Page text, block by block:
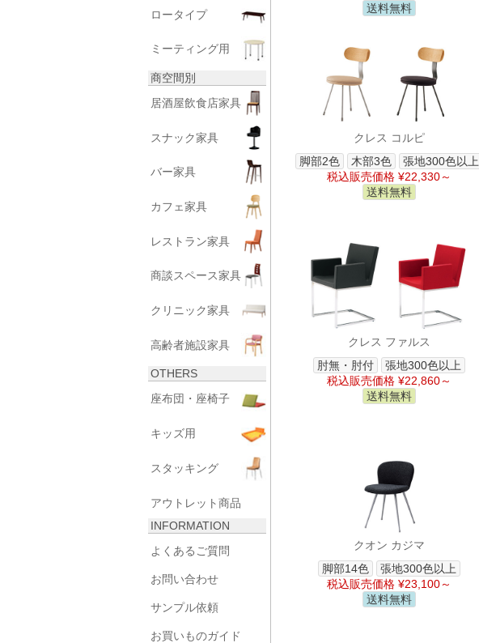
ロータイプ
ミーティング用
商空間別
居酒屋飲食店家具
スナック家具
バー家具
カフェ家具
レストラン家具
商談スペース家具
クリニック家具
高齢者施設家具
OTHERS
座布団・座椅子
キッズ用
スタッキング
アウトレット商品
INFORMATION
よくあるご質問
お問い合わせ
サンプル依頼
お買いものガイド
送料無料
クレス コルピ
脚部2色
木部3色
張地300色以上
税込販売価格 ¥22,330～
送料無料
クレス ファルス
肘無・肘付
張地300色以上
税込販売価格 ¥22,860～
送料無料
クオン カジマ
脚部14色
張地300色以上
税込販売価格 ¥23,100～
送料無料